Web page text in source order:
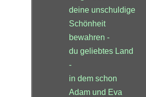
deine unschuldige
Schönheit
bewahren -
du geliebtes Land
-
in dem schon
Adam und Eva